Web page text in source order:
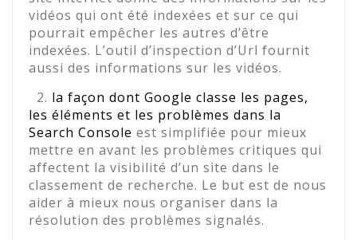
vidéos qui ont été indexées et sur ce qui
pourrait empêcher les autres d’être
indexées. L’outil d’inspection d’Url fournit
aussi des informations sur les vidéos.
2. la façon dont Google classe les pages,
les éléments et les problèmes dans la
Search Console est simplifiée pour mieux
mettre en avant les problèmes critiques qui
affectent la visibilité d’un site dans le
classement de recherche. Le but est de nous
aider à mieux nous organiser dans la
résolution des problèmes signalés.